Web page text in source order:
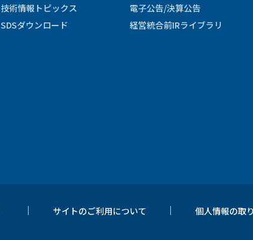
技術情報トピックス
SDSダウンロード
電子公告/決算公告
経営統合前IRライブラリ
サイトのご利用について 個人情報の取